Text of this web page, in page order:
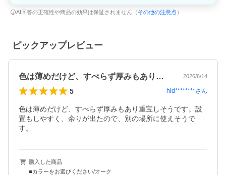
AI回答の正確性や商品の効果は保証されません（ その他の注意点 ）
ピックアップレビュー
色は薄めだけど、すべらず厚みもあり重宝… 2026/6/14
5 hid********さん
色は薄めだけど、すべらず厚みもあり重宝しそうです。設
置もしやすく、余りが出たので、別の場所に使えそうで
す。
購入した商品
■カラーをお選びください/オーク